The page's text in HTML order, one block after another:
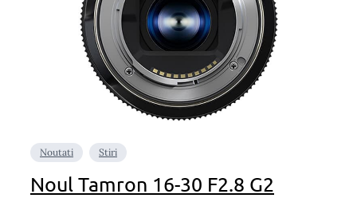
Noutati Stiri
Noul Tamron 16-30 F2.8 G2